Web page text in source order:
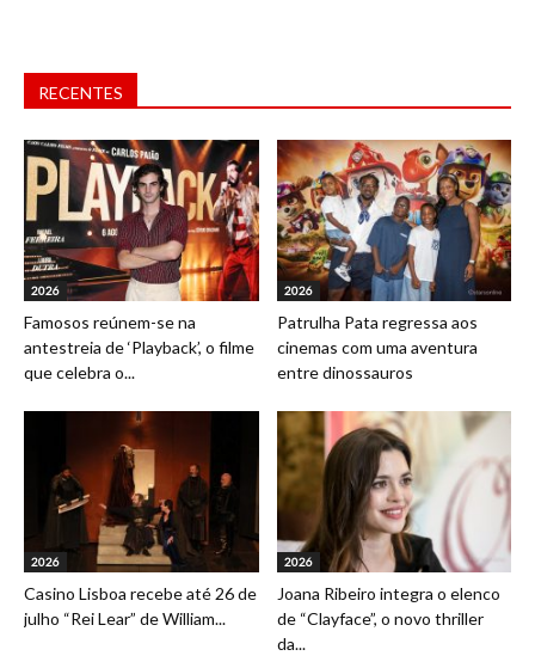
RECENTES
2026
Famosos reúnem-se na
antestreia de ‘Playback’, o filme
que celebra o...
2026
Patrulha Pata regressa aos
cinemas com uma aventura
entre dinossauros
2026
Casino Lisboa recebe até 26 de
julho “Rei Lear” de William...
2026
Joana Ribeiro integra o elenco
de “Clayface”, o novo thriller
da...